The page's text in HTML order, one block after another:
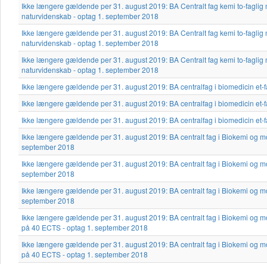
Ikke længere gældende per 31. august 2019: BA Centralt fag kemi to-faglig
naturvidenskab - optag 1. september 2018
Ikke længere gældende per 31. august 2019: BA Centralt fag kemi to-faglig
naturvidenskab - optag 1. september 2018
Ikke længere gældende per 31. august 2019: BA Centralt fag kemi to-faglig
naturvidenskab - optag 1. september 2018
Ikke længere gældende per 31. august 2019: BA centralfag i biomedicin et-
Ikke længere gældende per 31. august 2019: BA centralfag i biomedicin et-
Ikke længere gældende per 31. august 2019: BA centralfag i biomedicin et-
Ikke længere gældende per 31. august 2019: BA centralt fag i Biokemi og
september 2018
Ikke længere gældende per 31. august 2019: BA centralt fag i Biokemi og
september 2018
Ikke længere gældende per 31. august 2019: BA centralt fag i Biokemi og
september 2018
Ikke længere gældende per 31. august 2019: BA centralt fag i Biokemi og
på 40 ECTS - optag 1. september 2018
Ikke længere gældende per 31. august 2019: BA centralt fag i Biokemi og
på 40 ECTS - optag 1. september 2018